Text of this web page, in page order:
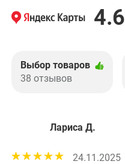
4.6
Выбор товаров
38 отзывов
Лариса Д.
24.11.2025